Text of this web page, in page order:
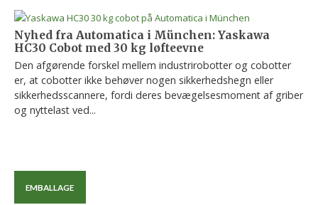
Nyhed fra Automatica i München: Yaskawa
HC30 Cobot med 30 kg løfteevne
Den afgørende forskel mellem industrirobotter og cobotter
er, at cobotter ikke behøver nogen sikkerhedshegn eller
sikkerhedsscannere, fordi deres bevægelsesmoment af griber
og nyttelast ved...
EMBALLAGE